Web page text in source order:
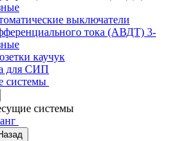
выключатели
тока (АВДТ) 3-
каучук
для СИП
системы
системы